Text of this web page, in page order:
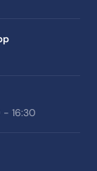
- 16:30